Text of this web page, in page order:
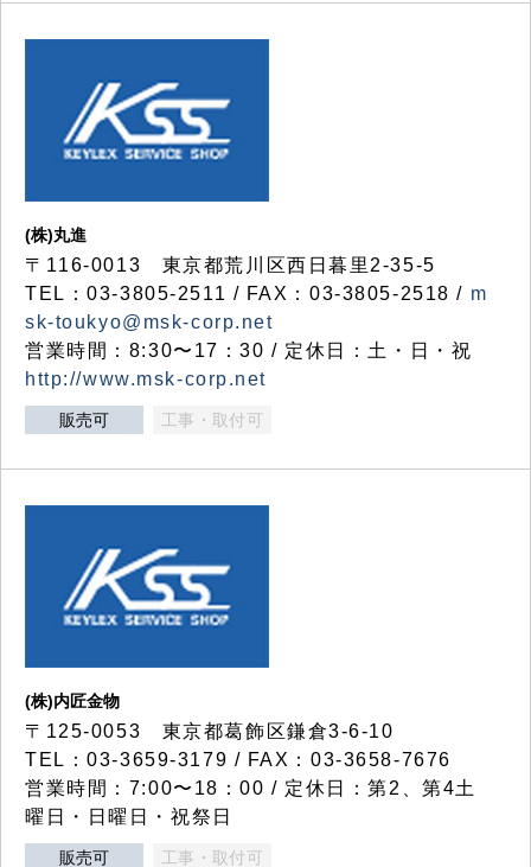
(株)丸進
〒116-0013 東京都荒川区西日暮里2-35-5
TEL：03-3805-2511 / FAX：03-3805-2518 / m
sk-toukyo@msk-corp.net
営業時間：8:30〜17：30 / 定休日：土・日・祝
http://www.msk-corp.net
販売可 工事・取付可
(株)内匠金物
〒125-0053 東京都葛飾区鎌倉3-6-10
TEL：03-3659-3179 / FAX：03-3658-7676
営業時間：7:00〜18：00 / 定休日：第2、第4土
曜日・日曜日・祝祭日
販売可 工事・取付可